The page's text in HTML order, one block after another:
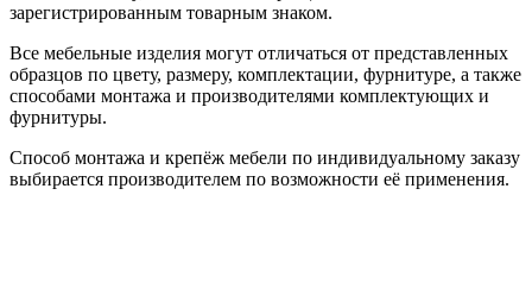
зарегистрированным товарным знаком.
Все мебельные изделия могут отличаться от представленных
образцов по цвету, размеру, комплектации, фурнитуре, а также
способами монтажа и производителями комплектующих и
фурнитуры.
Способ монтажа и крепёж мебели по индивидуальному заказу
выбирается производителем по возможности её применения.